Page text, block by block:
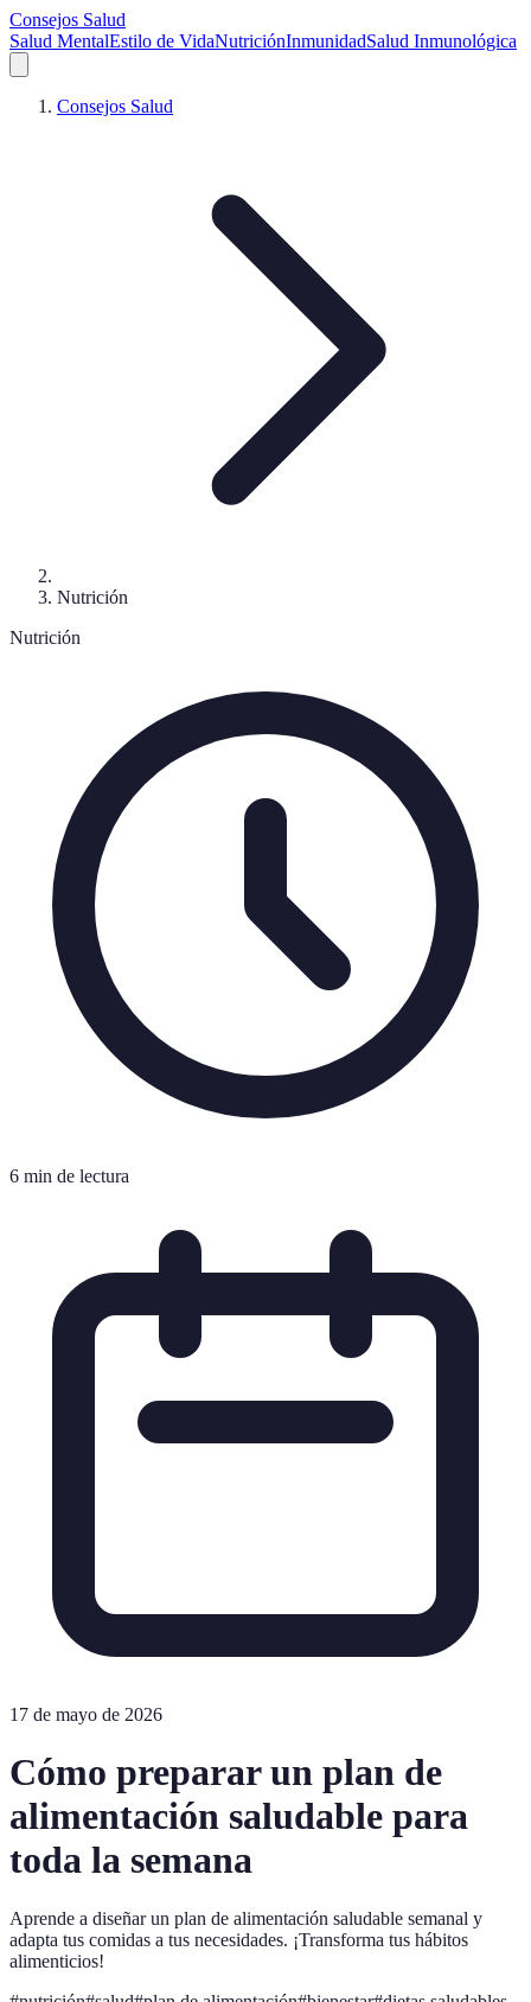
Consejos Salud
Salud MentalEstilo de VidaNutriciónInmunidadSalud Inmunológica
Consejos Salud
Nutrición
Nutrición
6 min de lectura
17 de mayo de 2026
Cómo preparar un plan de
alimentación saludable para
toda la semana
Aprende a diseñar un plan de alimentación saludable semanal y
adapta tus comidas a tus necesidades. ¡Transforma tus hábitos
alimenticios!